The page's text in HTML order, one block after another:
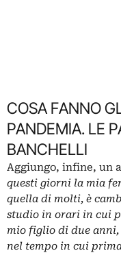
COSA FANNO
PANDEMIA. LE
BANCHELLI
Aggiungo, infine, un
questi giorni la mia
quella di molti, è
studio in orari in cui
mio figlio di due
nel tempo in cui